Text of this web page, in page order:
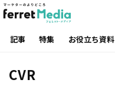
記事 特集 お役立ち資料
CVR